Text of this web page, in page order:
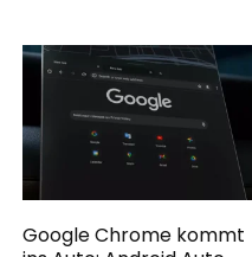
Google Chrome kommt